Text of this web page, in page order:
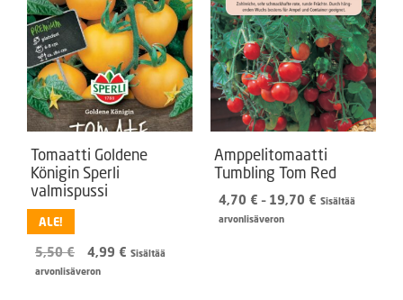
Tomaatti Goldene
Königin Sperli
valmispussi
ALE!
5,50€
Alkuperäinen
hinta
4,99 € Nykyinen
Sisältää
arvonlisäveron
Amppelitomaatti
Tumbling Tom Red
4,70 € – 19,70 € Hintaluokka:
Sisältää
arvonlisäveron